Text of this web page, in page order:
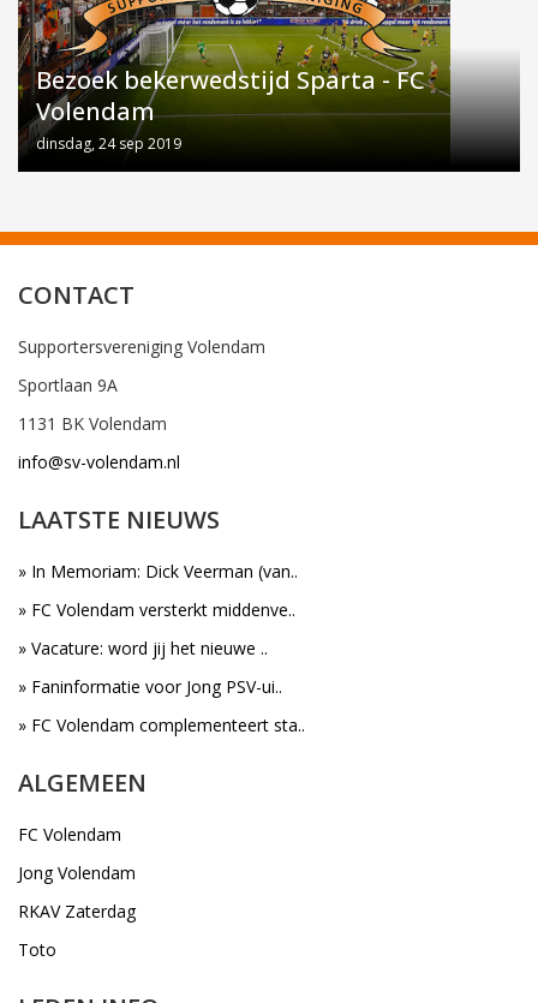
Bezoek bekerwedstijd Sparta - FC
Volendam
dinsdag, 24 sep 2019
CONTACT
Supportersvereniging Volendam
Sportlaan 9A
1131 BK Volendam
info@sv-volendam.nl
LAATSTE NIEUWS
» In Memoriam: Dick Veerman (van..
» FC Volendam versterkt middenve..
» Vacature: word jij het nieuwe ..
» Faninformatie voor Jong PSV-ui..
» FC Volendam complementeert sta..
ALGEMEEN
FC Volendam
Jong Volendam
RKAV Zaterdag
Toto